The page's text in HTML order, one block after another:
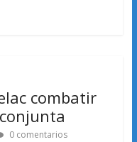
combatir
0 comentarios